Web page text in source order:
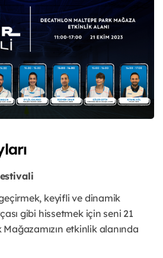
keyifli ve dinamik
gibi hissetmek için seni 21
etkinlik alanında